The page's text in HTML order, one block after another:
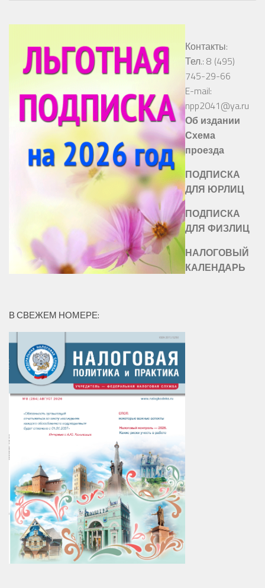
Контакты:
Тел.: 8 (495)
745-29-66
E-mail:
npp2041@ya.ru
Об издании
Схема
проезда
ПОДПИСКА
ДЛЯ ЮРЛИЦ
ПОДПИСКА
ДЛЯ ФИЗЛИЦ
НАЛОГОВЫЙ
КАЛЕНДАРЬ
В СВЕЖЕМ НОМЕРЕ: